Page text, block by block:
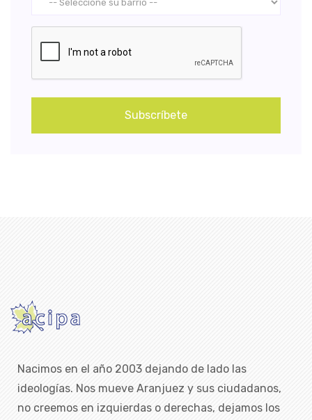
Subscríbete
Nacimos en el año 2003 dejando de lado las
ideologías. Nos mueve Aranjuez y sus ciudadanos,
no creemos en izquierdas o derechas, dejamos los